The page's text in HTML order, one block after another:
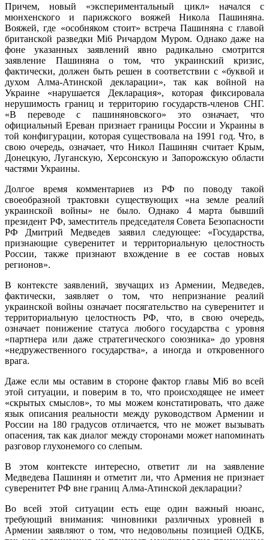
Причем, новый «экспериментальный цикл» начался с
мюнхенского и парижского вояжей Никола Пашиняна.
Вояжей, где «особняком стоит» встреча Пашиняна с главой
британской разведки Mi6 Ричардом Муром. Однако даже на
фоне указанных заявлений явно радикально смотрится
заявление Пашиняна о том, что украинский кризис,
фактически, должен быть решен в соответствии с «буквой и
духом Алма-Атинской декларации», так как войной на
Украине «нарушается Декларация», которая фиксировала
нерушимость границ и территорию государств-членов СНГ.
«В переводе с пашиняновского» это означает, что
официальный Ереван признает границы России и Украины в
той конфигурации, которая существовала на 1991 год. Что, в
свою очередь, означает, что Никол Пашинян считает Крым,
Донецкую, Луганскую, Херсонскую и Запорожскую области
частями Украины.
Долгое время комментариев из РФ по поводу такой
своеобразной трактовки существующих «на земле реалий
украинской войны» не было. Однако 4 марта бывший
президент РФ, заместитель председателя Совета Безопасности
РФ Дмитрий Медведев заявил следующее: «Государства,
признающие суверенитет и территориальную целостность
России, также признают вхождение в ее состав новых
регионов».
В контексте заявлений, звучащих из Армении, Медведев,
фактически, заявляет о том, что непризнание реалий
украинской войны означает посягательство на суверенитет и
территориальную целостность РФ, что, в свою очередь,
означает понижение статуса любого государства с уровня
«партнера или даже стратегического союзника» до уровня
«недружественного государства», а иногда и откровенного
врага.
Даже если мы оставим в стороне фактор главы Mi6 во всей
этой ситуации, и поверим в то, что происходящее не имеет
«скрытых смыслов», то мы можем констатировать, что даже
язык описания реальности между руководством Армении и
России на 180 градусов отличается, что не может вызывать
опасения, так как диалог между сторонами может напоминать
разговор глухонемого со слепым.
В этом контексте интересно, ответит ли на заявление
Медведева Пашинян и отметит ли, что Армения не признает
суверенитет РФ вне границ Алма-Атинской декларации?
Во всей этой ситуации есть еще один важный нюанс,
требующий внимания: чиновники различных уровней в
Армении заявляют о том, что недовольны позицией ОДКБ,